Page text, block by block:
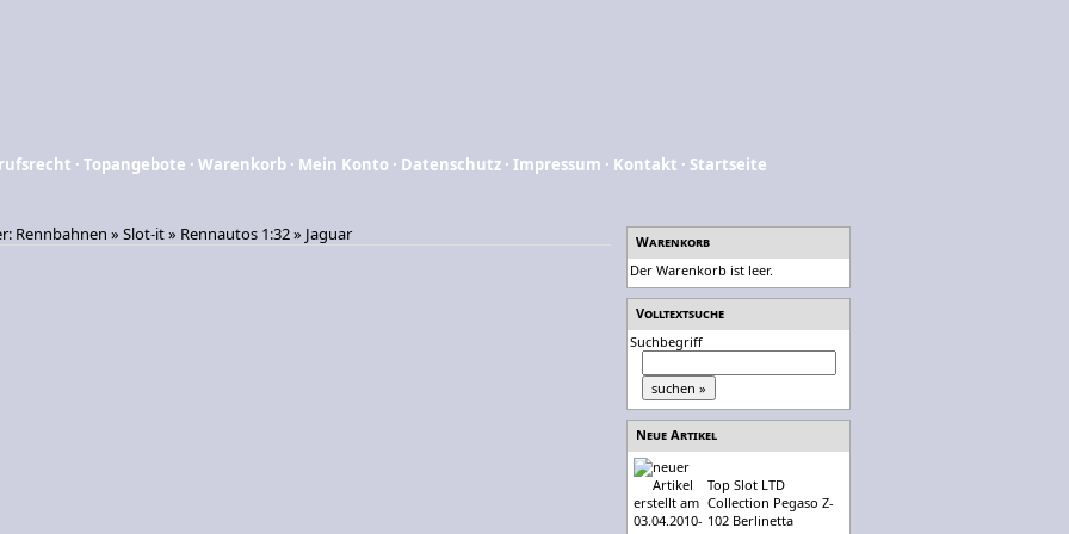
· Topangebote · Warenkorb· Mein Konto · Datenschutz· Impressum · Kontakt · Startseite
Rennbahnen » Slot-it» Rennautos 1:32» Jaguar
Warenkorb
Der Warenkorb ist leer.
Volltextsuche
Suchbegriff
Neue Artikel
Top Slot LTD
Collection Pegaso Z-
102 Berlinetta